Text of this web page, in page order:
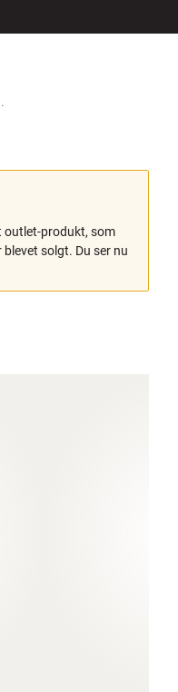
outlet-produkt, som
solgt. Du ser nu